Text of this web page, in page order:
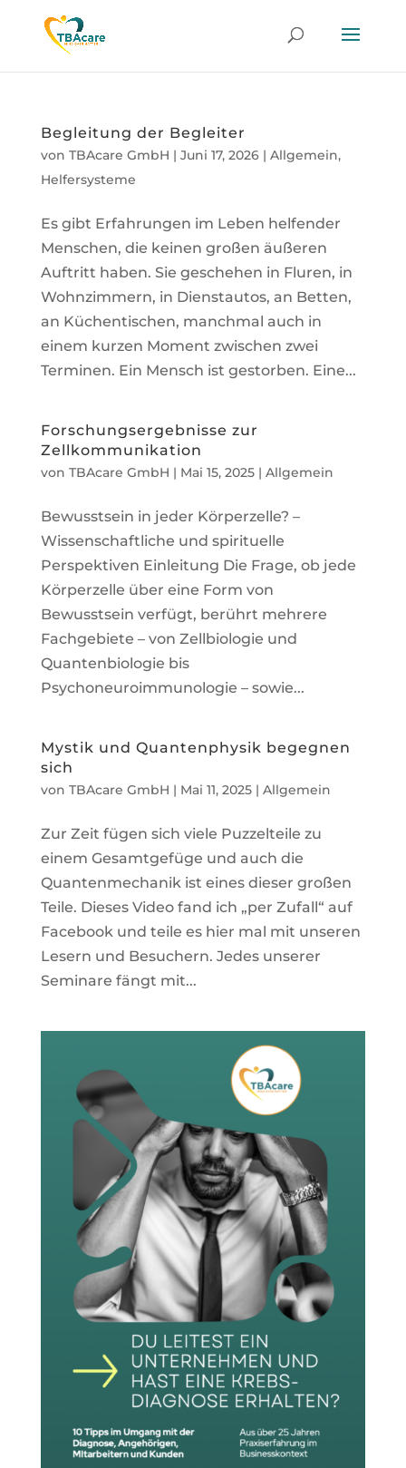
Begleitung der Begleiter
von TBAcare GmbH | Juni 17, 2026| Allgemein,
Helfersysteme
Es gibt Erfahrungen im Leben helfender
Menschen, die keinen großen äußeren
Auftritt haben. Sie geschehen in Fluren, in
Wohnzimmern, in Dienstautos, an Betten,
an Küchentischen, manchmal auch in
einem kurzen Moment zwischen zwei
Terminen. Ein Mensch ist gestorben. Eine...
Forschungsergebnisse zur
Zellkommunikation
von TBAcare GmbH | Mai 15, 2025| Allgemein
Bewusstsein in jeder Körperzelle? –
Wissenschaftliche und spirituelle
Perspektiven Einleitung Die Frage, ob jede
Körperzelle über eine Form von
Bewusstsein verfügt, berührt mehrere
Fachgebiete – von Zellbiologie und
Quantenbiologie bis
Psychoneuroimmunologie – sowie...
Mystik und Quantenphysik begegnen
sich
von TBAcare GmbH | Mai 11, 2025| Allgemein
Zur Zeit fügen sich viele Puzzelteile zu
einem Gesamtgefüge und auch die
Quantenmechanik ist eines dieser großen
Teile. Dieses Video fand ich „per Zufall“ auf
Facebook und teile es hier mal mit unseren
Lesern und Besuchern. Jedes unserer
Seminare fängt mit...